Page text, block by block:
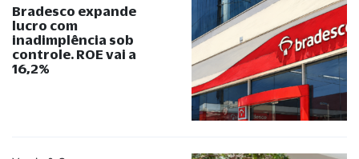
Bradesco expande
lucro com
inadimplência sob
controle. ROE vai a
16,2%